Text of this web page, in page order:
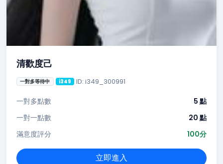
清歡度己
一對多等待中 i349 ID: i349_300991
一對多點數
5 點
一對一點數
20 點
滿意度評分
100分
立即進入